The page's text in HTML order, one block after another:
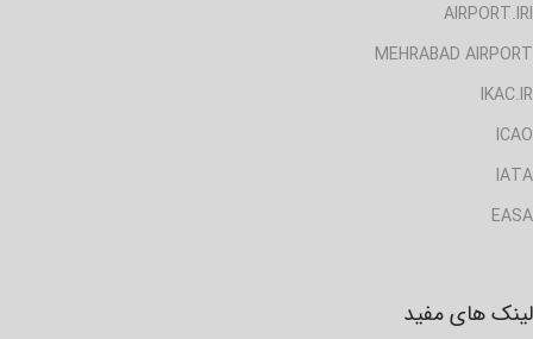
AIRPORT.IRI
MEHRABAD AIRPORT
IKAC.IR
ICAO
IATA
EASA
لینک های مفید